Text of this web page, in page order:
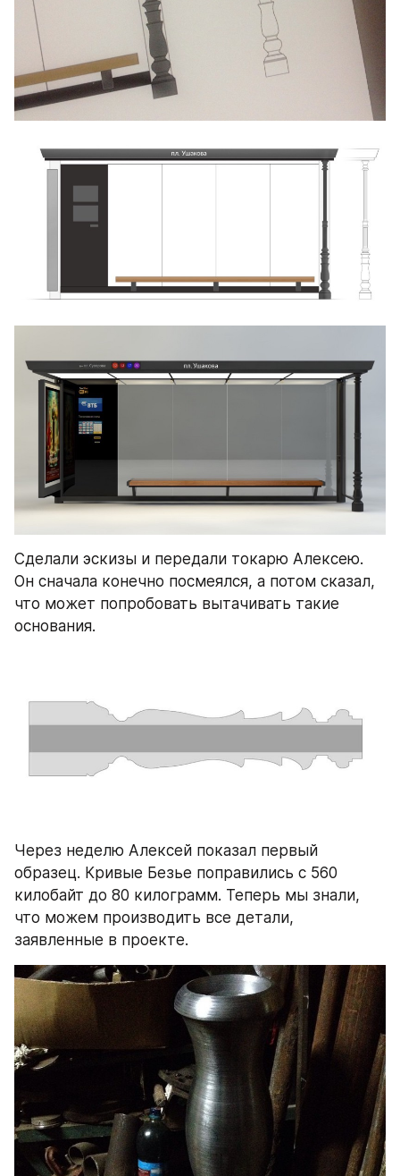
Сделали эскизы и передали токарю Алексею.
Он сначала конечно посмеялся, а потом сказал,
что может попробовать вытачивать такие
основания.
Через неделю Алексей показал первый
образец. Кривые Безье поправились с 560
килобайт до 80 килограмм. Теперь мы знали,
что можем производить все детали,
заявленные в проекте.